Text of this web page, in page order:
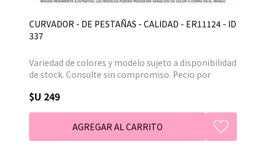
CURVADOR - DE PESTAÑAS - CALIDAD - ER11124 - ID
337
Variedad de colores y modelo sujeto a disponibilidad
de stock. Consulte sin compromiso. Pecio por
$U 249